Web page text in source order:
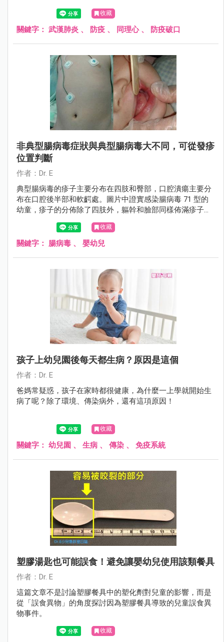
的擴散。在武漢肺炎確診人數突破三位數之後，此時是相當
關鍵的時刻，「急診室小兒科醫師Dr. E」也分享了一段文
章，呼籲大家切勿掉以輕心......
收藏
關鍵字： 武漢肺炎 、 防疫 、 同理心、 防疫破口
非典型腸病毒症狀與典型腸病毒大不同，可從發疹
位置判斷
作者：Dr. E
典型腸病毒的疹子主要分布在四肢和臀部，口腔潰瘍主要分
布在口腔後半部和軟齶處。圖片中證實感染腸病毒 71 型的
幼童，疹子的分佈除了四肢外，軀幹和臉部同樣佈滿疹子；
口腔潰瘍位置不是在後半部而是長在舌頭，以上表現都跟典
型腸病毒表現不同。
收藏
關鍵字： 腸病毒 、 嬰幼兒
孩子上幼兒園後每天都生病？原因是這個
作者：Dr. E
爸媽常疑惑，孩子在家時都很健康，為什麼一上學就開始生
病了呢？除了環境、傳染病外，還有這項原因！
收藏
關鍵字： 幼兒園 、 生病 、 傳染 、 免疫系統
塑膠湯匙也可能誤食！避免讓嬰幼兒使用該類餐具
作者：Dr. E
這篇文章不是討論塑膠餐具中的塑化劑對兒童的影響，而是
從「誤食異物」的角度探討因為塑膠餐具導致的兒童誤食異
物事件。
收藏